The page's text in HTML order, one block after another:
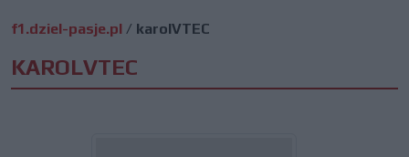
f1.dziel-pasje.pl / karolVTEC
KAROLVTEC